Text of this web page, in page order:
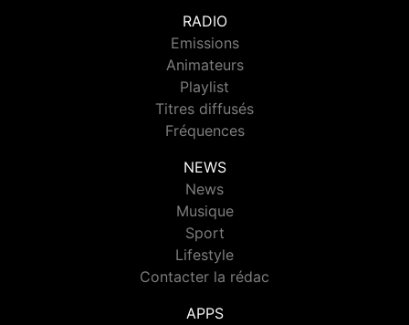
RADIO
Emissions
Animateurs
Playlist
Titres diffusés
Fréquences
NEWS
News
Musique
Sport
Lifestyle
Contacter la rédac
APPS